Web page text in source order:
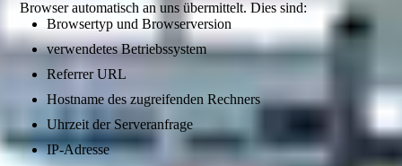
Browser automatisch an uns übermittelt. Dies sind:
Browsertyp und Browserversion
verwendetes Betriebssystem
Referrer URL
Hostname des zugreifenden Rechners
Uhrzeit der Serveranfrage
IP-Adresse